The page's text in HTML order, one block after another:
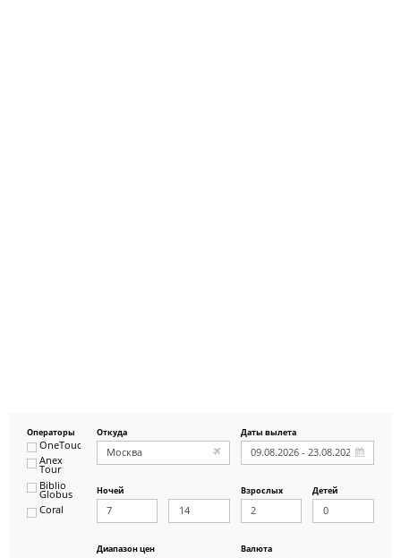
Операторы
OneTouch&Travel
Anex
Tour
Biblio
Globus
Coral
Откуда Даты вылета
Ночей Взрослых Детей
Диапазон цен
Валюта